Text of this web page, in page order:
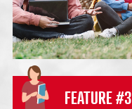
FEATURE #3